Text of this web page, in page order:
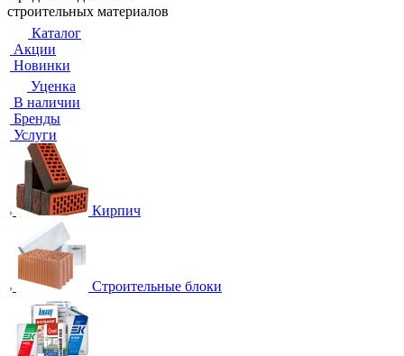
строительных материалов
Каталог
Акции
Новинки
Уценка
В наличии
Бренды
Услуги
Кирпич
Строительные блоки